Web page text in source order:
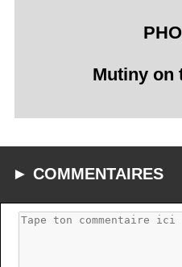
Mutiny on
► COMMENTAIRES